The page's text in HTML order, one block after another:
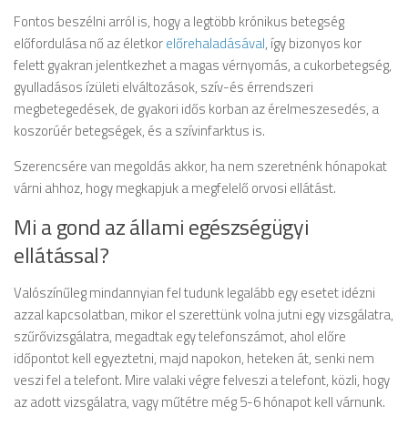
Fontos beszélni arról is, hogy a legtöbb krónikus betegség
előfordulása nő az életkorelőrehaladásával, így bizonyos kor
felett gyakran jelentkezhet a magas vérnyomás, a cukorbetegség,
gyulladásos ízületi elváltozások, szív-és érrendszeri
megbetegedések, de gyakori idős korban az érelmeszesedés, a
koszorúér betegségek, és a szívinfarktus is.
Szerencsére van megoldás akkor, ha nem szeretnénk hónapokat
várni ahhoz, hogy megkapjuk a megfelelő orvosi ellátást.
Mi a gond az állami egészségügyi
ellátással?
Valószínűleg mindannyian fel tudunk legalább egy esetet idézni
azzal kapcsolatban, mikor el szerettünk volna jutni egy vizsgálatra,
szűrővizsgálatra, megadtak egy telefonszámot, ahol előre
időpontot kell egyeztetni, majd napokon, heteken át, senki nem
veszi fel a telefont. Mire valaki végre felveszi a telefont, közli, hogy
az adott vizsgálatra, vagy műtétre még 5-6 hónapot kell várnunk.